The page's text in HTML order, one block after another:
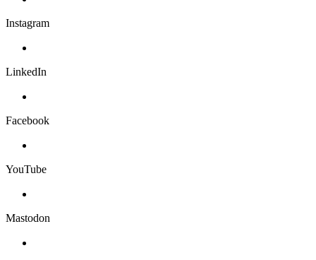
Instagram
LinkedIn
Facebook
YouTube
Mastodon